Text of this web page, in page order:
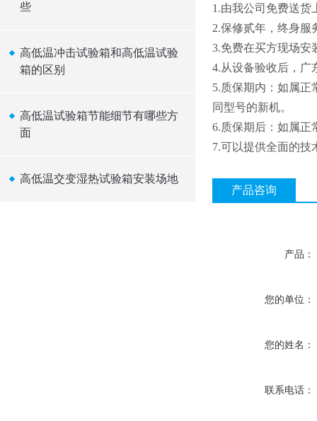
些
高低温冲击试验箱和高低温试验
箱的区别
高低温试验箱节能细节有哪些方
面
高低温交变湿热试验箱安装场地
1.由我公司免费送货
2.保修贰年，终身服
3.免费在买方现场安
4.从设备验收后，广
5.质保期内：如属正
同型号的新机。
6.质保期后：如属正
7.可以提供全面的技
产品咨询
产品：
您的单位：
您的姓名：
联系电话：